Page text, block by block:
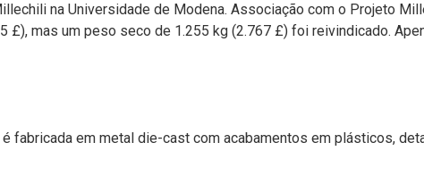
na Universidade de Modena. Associação com o Projeto
£), mas um peso seco de 1.255 kg (2.767 £) foi reivindicado.
fabricada em metal die-cast com acabamentos em plásticos,